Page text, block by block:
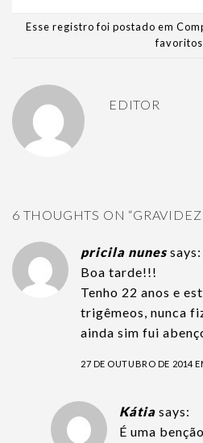
Esse registro foi postado em
favoritos
EDITOR
6 THOUGHTS ON “GRAVIDEZ
pricila nunes says:
Boa tarde!!!
Tenho 22 anos e
trigêmeos, nunca
ainda sim fui
27 DE OUTUBRO DE 2014
Kátia says:
É uma